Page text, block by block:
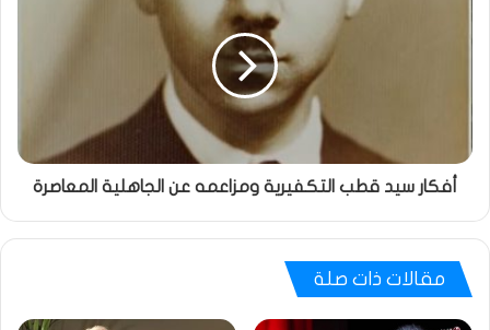
أفكار سيد قطب التكفيرية ومزاعمه عن الجاهلية المعاصرة
مقالات ذات صلة